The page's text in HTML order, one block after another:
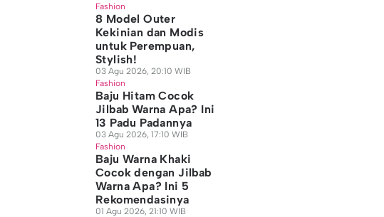
Fashion
8 Model Outer
Kekinian dan Modis
untuk Perempuan,
Stylish!
03 Agu 2026, 20:10 WIB
Fashion
Baju Hitam Cocok
Jilbab Warna Apa? Ini
13 Padu Padannya
03 Agu 2026, 17:10 WIB
Fashion
Baju Warna Khaki
Cocok dengan Jilbab
Warna Apa? Ini 5
Rekomendasinya
01 Agu 2026, 21:10 WIB